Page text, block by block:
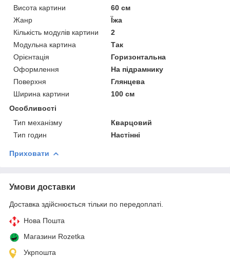
Висота картини
60 см
Жанр
Їжа
Кількість модулів картини
2
Модульна картина
Так
Орієнтація
Горизонтальна
Оформлення
На підрамнику
Поверхня
Глянцева
Ширина картини
100 см
Особливості
Тип механізму
Кварцовий
Тип годин
Настінні
Приховати
Умови доставки
Доставка здійснюється тільки по передоплаті.
Нова Пошта
Магазини Rozetka
Укрпошта